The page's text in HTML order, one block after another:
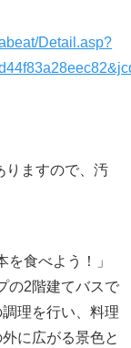
Detail.asp?
りますので、汚
食べよう！」
の2階建てバスで
理を行い、料理
に広がる景色と